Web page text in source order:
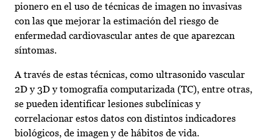
pionero en el uso de técnicas de imagen no invasivas
con las que mejorar la estimación del riesgo de
enfermedad cardiovascular antes de que aparezcan
síntomas.
A través de estas técnicas, como ultrasonido vascular
2D y 3D y tomografía computarizada (TC), entre otras,
se pueden identificar lesiones subclínicas y
correlacionar estos datos con distintos indicadores
biológicos, de imagen y de hábitos de vida.